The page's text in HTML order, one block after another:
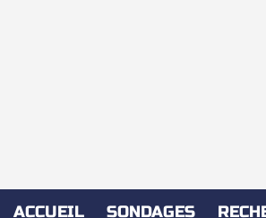
ACCUEIL SONDAGES